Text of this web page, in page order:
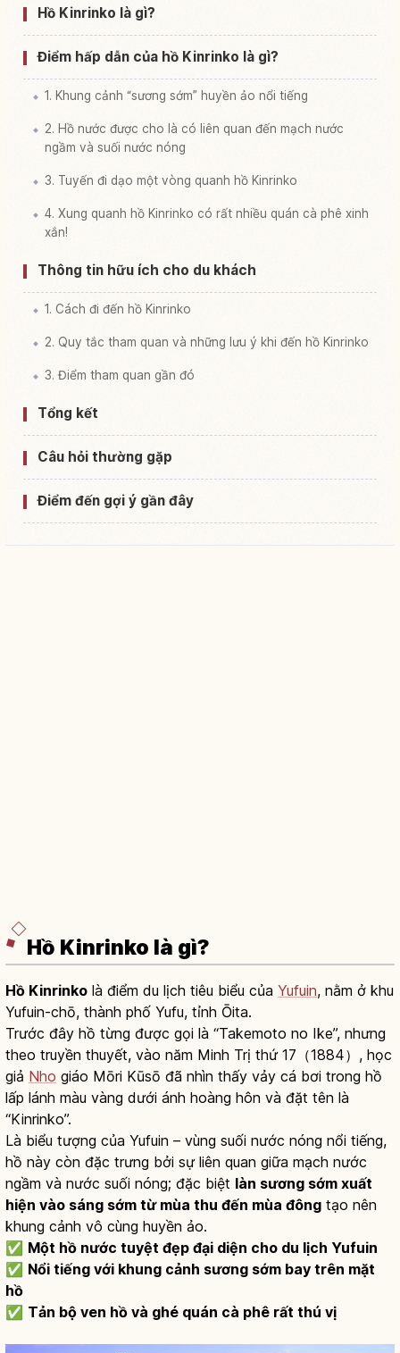
Tìm trải nghiệm tại Hồ Kinrin Mizuumi
Hồ Kinrinko là gì?
Điểm hấp dẫn của hồ Kinrinko là gì?
1. Khung cảnh “sương sớm” huyền ảo nổi tiếng
2. Hồ nước được cho là có liên quan đến mạch nước
ngầm và suối nước nóng
3. Tuyến đi dạo một vòng quanh hồ Kinrinko
4. Xung quanh hồ Kinrinko có rất nhiều quán cà phê xinh
xắn!
Thông tin hữu ích cho du khách
1. Cách đi đến hồ Kinrinko
2. Quy tắc tham quan và những lưu ý khi đến hồ Kinrinko
3. Điểm tham quan gần đó
Tổng kết
Câu hỏi thường gặp
Điểm đến gợi ý gần đây
Hồ Kinrinko là gì?
Hồ Kinrinko là điểm du lịch tiêu biểu của Yufuin, nằm ở khu
Yufuin-chō, thành phố Yufu, tỉnh Ōita.
Trước đây hồ từng được gọi là “Takemoto no Ike”, nhưng
theo truyền thuyết, vào năm Minh Trị thứ 17（1884）, học
giả Nho giáo Mōri Kūsō đã nhìn thấy vảy cá bơi trong hồ
lấp lánh màu vàng dưới ánh hoàng hôn và đặt tên là
“Kinrinko”.
Là biểu tượng của Yufuin – vùng suối nước nóng nổi tiếng,
hồ này còn đặc trưng bởi sự liên quan giữa mạch nước
ngầm và nước suối nóng; đặc biệt làn sương sớm xuất
hiện vào sáng sớm từ mùa thu đến mùa đông tạo nên
khung cảnh vô cùng huyền ảo.
✅ Một hồ nước tuyệt đẹp đại diện cho du lịch Yufuin
✅ Nổi tiếng với khung cảnh sương sớm bay trên mặt
hồ
✅ Tản bộ ven hồ và ghé quán cà phê rất thú vị